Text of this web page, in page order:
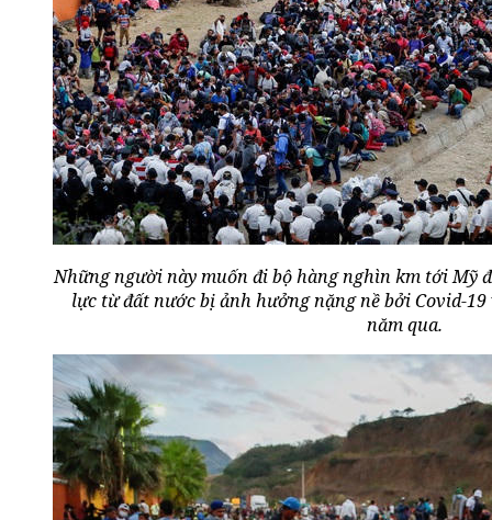
Những người này muốn đi bộ hàng nghìn km tới Mỹ
lực từ đất nước bị ảnh hưởng nặng nề bởi Covid-
năm qua.